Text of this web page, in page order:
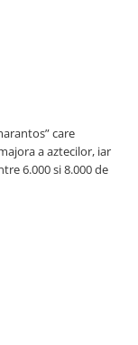
care
a aztecilor, iar
6.000 si 8.000 de